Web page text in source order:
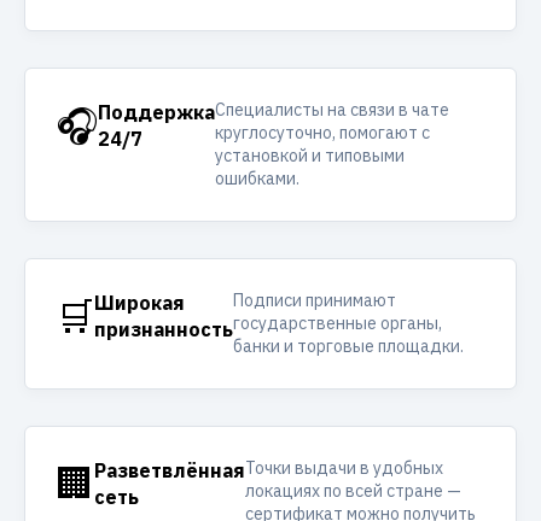
🎧Поддержка
24/7
Специалисты на связи в чате
круглосуточно, помогают с
установкой и типовыми
ошибками.
🛒Широкая
признанность
Подписи принимают
государственные органы,
банки и торговые площадки.
🏢 Разветвлённая
сеть
Точки выдачи в удобных
локациях по всей стране —
сертификат можно получить